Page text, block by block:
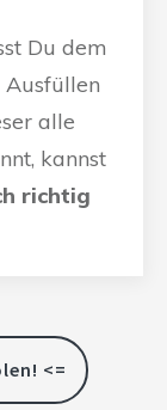
Du dem
alle
kannst
richtig
<=